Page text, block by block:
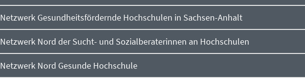
Netzwerk Gesundheitsfördernde Hochschulen in Sachsen-Anhalt
Netzwerk Nord der Sucht- und Sozialberaterinnen an Hochschulen
Netzwerk Nord Gesunde Hochschule